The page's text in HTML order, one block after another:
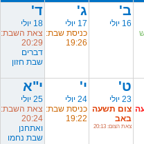
ב'
16 יולי
ג'
17 יולי
כניסת שבת:
19:26
ד'
18 יולי
צאת השבת:
20:29
דברים
שבת חזון
ט'
23 יולי
צום תשעה
באב
צאת הצום: 20:13
י'
24 יולי
כניסת שבת:
19:22
י"א
25 יולי
צאת השבת:
20:24
ואתחנן
שבת נחמו